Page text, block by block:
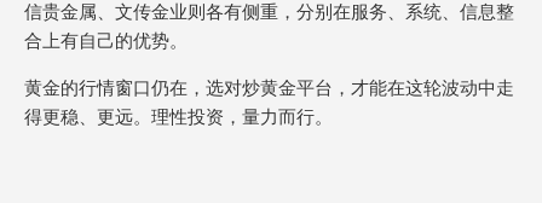
信贵金属、文传金业则各有侧重，分别在服务、系统、信息整
合上有自己的优势。
黄金的行情窗口仍在，选对炒黄金平台，才能在这轮波动中走
得更稳、更远。理性投资，量力而行。